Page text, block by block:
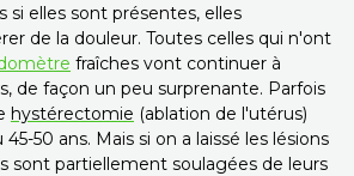
si elles sont présentes, elles
de la douleur. Toutes celles qui n'ont
fraîches vont continuer à
de façon un peu surprenante. Parfois
hystérectomie (ablation de l'utérus)
50 ans. Mais si on a laissé les lésions
sont partiellement soulagées de leurs